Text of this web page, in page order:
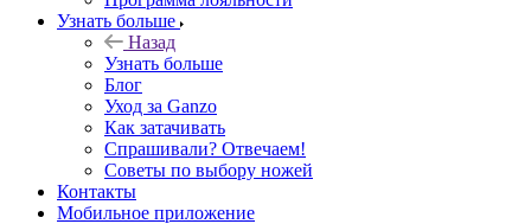
Узнать больше
Назад
Узнать больше
Блог
Уход за Ganzo
Как затачивать
Спрашивали? Отвечаем!
Советы по выбору ножей
Контакты
Мобильное приложение